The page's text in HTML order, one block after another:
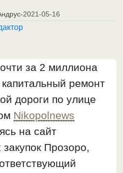
-2021-05-16
за 2 миллиона
ремонт
дороги по улице
Nikopolnews
на сайт
Прозоро,